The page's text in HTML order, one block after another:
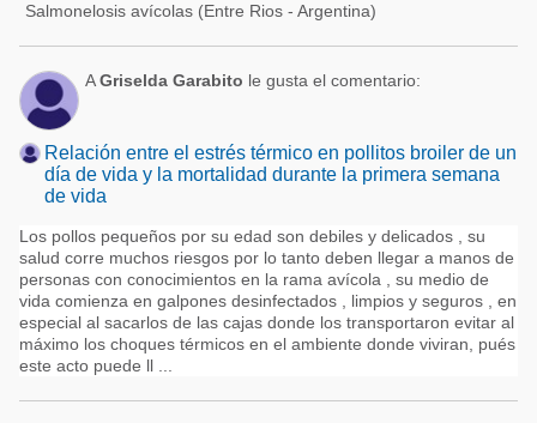
Salmonelosis avícolas (Entre Rios - Argentina)
AGriselda Garabito le gusta el comentario:
Relación entre el estrés térmico en pollitos broiler de un
día de vida y la mortalidad durante la primera semana
de vida
Los pollos pequeños por su edad son debiles y delicados , su
salud corre muchos riesgos por lo tanto deben llegar a manos de
personas con conocimientos en la rama avícola , su medio de
vida comienza en galpones desinfectados , limpios y seguros , en
especial al sacarlos de las cajas donde los transportaron evitar al
máximo los choques térmicos en el ambiente donde viviran, pués
este acto puede ll ...